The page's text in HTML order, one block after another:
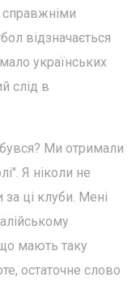
справжніми
відзначається
українських
слід в
Ми отримали
Я ніколи не
ці клуби. Мені
мають таку
остаточне слово